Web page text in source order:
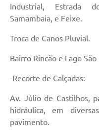
Despesas
LicitaCon
Contratos
Industrial, Estrada
Samambaia, e Feixe.
Troca de Canos Pluvial.
Bairro Rincão e Lago
-Recorte de Calçadas:
Av. Júlio de Castilhos,
hidráulica, em
pavimento.